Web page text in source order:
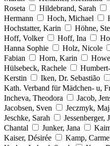
Roseta
Hildebrand, Sarah
Hermann
Hoch, Michael
Hochstatter, Karin
Höhne,
Hoff, Volker
Hoff, Ina
Hanna Sophie
Holz, Nicole
Fabian
Horn, Karin
Hülsebeck, Rachele
Kerstin
Iken, Dr. Sebastião
Kath. Verband für Mädchen- u,
Incheva, Theodora
Jacob,
Jacobsen, Sven
Jeczmyk,
Jeschke, Sarah
Jessenberger,
Chantal
Junker, Jana
Kaiser, Désirée
Kamp,